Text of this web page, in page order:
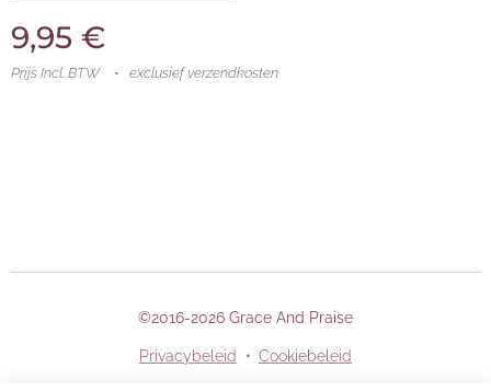
9,95 €
Prijs Incl. BTW exclusief verzendkosten
©2016-2026 Grace And Praise
Privacybeleid Cookiebeleid